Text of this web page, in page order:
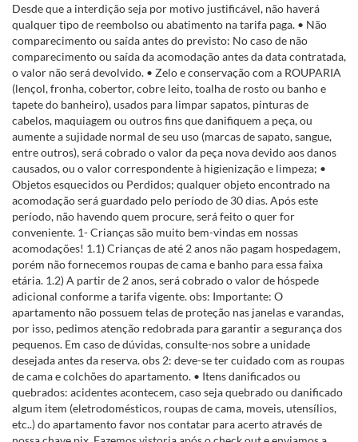
Desde que a interdição seja por motivo justificável, não haverá
qualquer tipo de reembolso ou abatimento na tarifa paga. • Não
comparecimento ou saída antes do previsto: No caso de não
comparecimento ou saída da acomodação antes da data contratada,
o valor não será devolvido. • Zelo e conservação com a ROUPARIA
(lençol, fronha, cobertor, cobre leito, toalha de rosto ou banho e
tapete do banheiro), usados para limpar sapatos, pinturas de
cabelos, maquiagem ou outros fins que danifiquem a peça, ou
aumente a sujidade normal de seu uso (marcas de sapato, sangue,
entre outros), será cobrado o valor da peça nova devido aos danos
causados, ou o valor correspondente à higienização e limpeza; •
Objetos esquecidos ou Perdidos; qualquer objeto encontrado na
acomodação será guardado pelo período de 30 dias. Após este
período, não havendo quem procure, será feito o quer for
conveniente. 1- Crianças são muito bem-vindas em nossas
acomodações! 1.1) Crianças de até 2 anos não pagam hospedagem,
porém não fornecemos roupas de cama e banho para essa faixa
etária. 1.2) A partir de 2 anos, será cobrado o valor de hóspede
adicional conforme a tarifa vigente. obs: Importante: O
apartamento não possuem telas de proteção nas janelas e varandas,
por isso, pedimos atenção redobrada para garantir a segurança dos
pequenos. Em caso de dúvidas, consulte-nos sobre a unidade
desejada antes da reserva. obs 2: deve-se ter cuidado com as roupas
de cama e colchões do apartamento. • Itens danificados ou
quebrados: acidentes acontecem, caso seja quebrado ou danificado
algum item (eletrodomésticos, roupas de cama, moveis, utensílios,
etc..) do apartamento favor nos contatar para acerto através de